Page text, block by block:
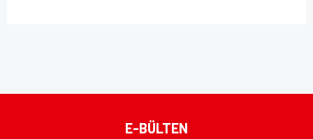
Ürün resmi kalitesiz, bozuk veya görüntülenemiyor.
E-BÜLTEN